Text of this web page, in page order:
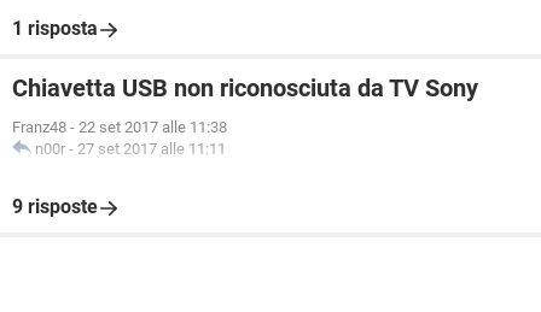
1 risposta
Chiavetta USB non riconosciuta da TV Sony
Franz48 - 22 set 2017 alle 11:38
n00r - 27 set 2017 alle 11:11
9 risposte